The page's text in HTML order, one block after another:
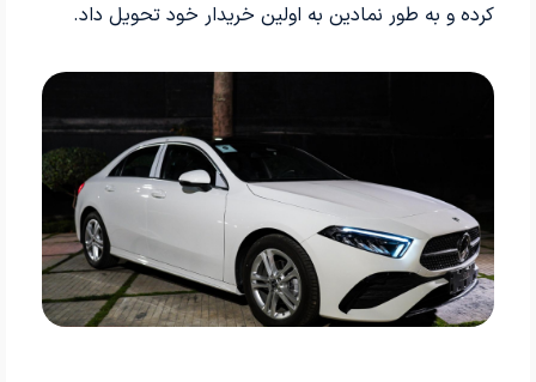
کرده و به طور نمادین به اولین خریدار خود تحویل داد.